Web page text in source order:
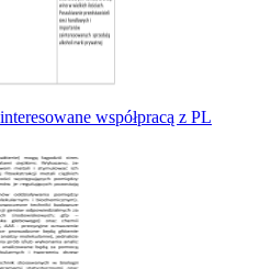
współpracą z PL